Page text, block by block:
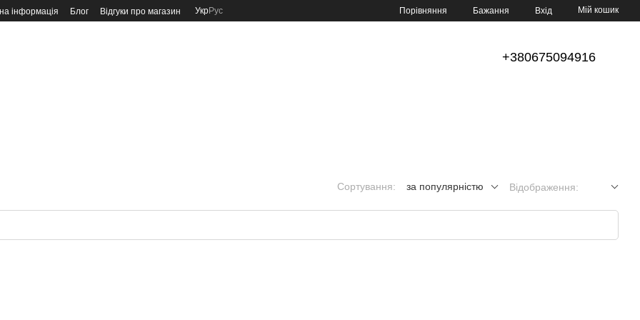
інформація Блог Відгуки про магазин УкрРус Порівняння Бажання Вхід Мій кошик
+380675094916
Сортування: за популярністю Відображення: